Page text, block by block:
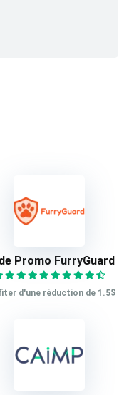
Promo FurryGuard
d'une réduction de 1.5$